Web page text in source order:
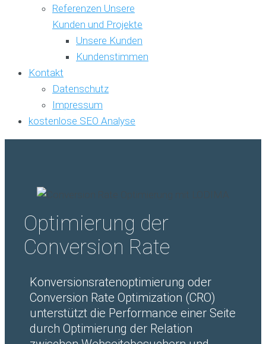
Referenzen Unsere
Kunden und Projekte
Unsere Kunden
Kundenstimmen
Kontakt
Datenschutz
Impressum
kostenlose SEO Analyse
Optimierung der
Conversion Rate
Konversionsratenoptimierung oder
Conversion Rate Optimization (CRO)
unterstützt die Performance einer Seite
durch Optimierung der Relation